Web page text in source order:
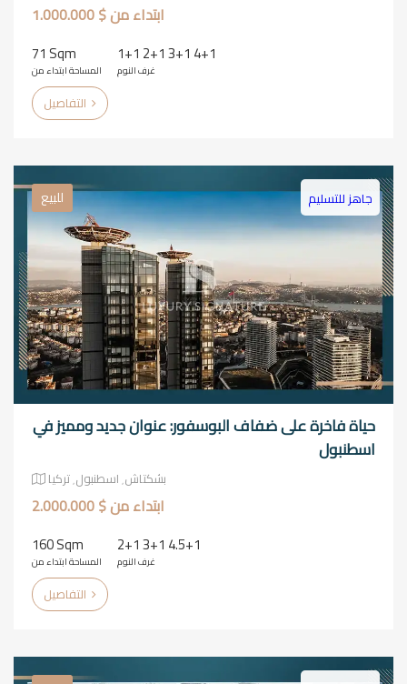
ابتداء من $ 1.000.000
71 Sqm
المساحة ابتداء من
1+1 2+1 3+1 4+1
غرف النوم
للبيع جاهز للتسليم
حياة فاخرة على ضفاف البوسفور: عنوان جديد ومميز في
اسطنبول
بشكتاش٬ اسطنبول٬ تركيا
ابتداء من $ 2.000.000
160 Sqm
المساحة ابتداء من
2+1 3+1 4.5+1
غرف النوم